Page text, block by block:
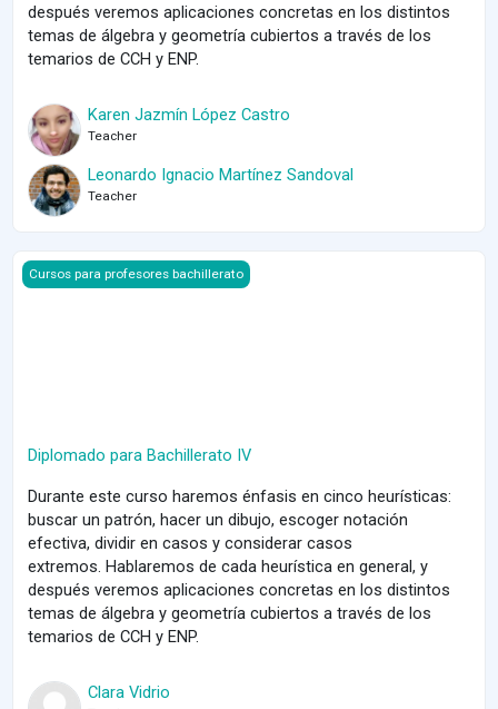
después veremos aplicaciones concretas en los distintos
temas de álgebra y geometría cubiertos a través de los
temarios de CCH y ENP.
Karen Jazmín López Castro
Teacher
Leonardo Ignacio Martínez Sandoval
Teacher
Course image Diplomado para Bachillerato IV
Cursos para profesores bachillerato
Diplomado para Bachillerato IV
Durante este curso haremos énfasis en cinco heurísticas:
buscar un patrón, hacer un dibujo, escoger notación
efectiva, dividir en casos y considerar casos
extremos. Hablaremos de cada heurística en general, y
después veremos aplicaciones concretas en los distintos
temas de álgebra y geometría cubiertos a través de los
temarios de CCH y ENP.
Clara Vidrio